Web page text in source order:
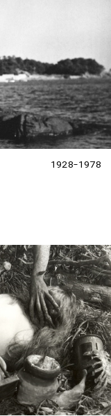
1928-1978